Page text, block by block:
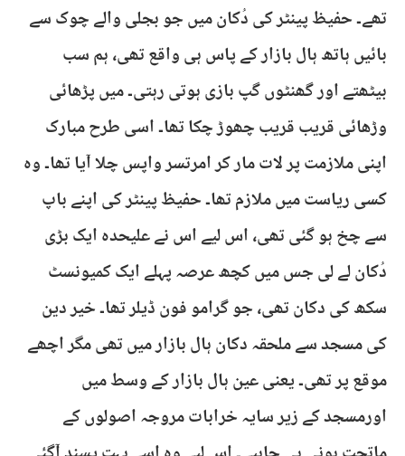
تھے۔ حفیظ پینٹر کی دُکان میں جو بجلی والے چوک سے
بائیں ہاتھ ہال بازار کے پاس ہی واقع تھی، ہم سب
بیٹھتے اور گھنٹوں گپ بازی ہوتی رہتی۔ میں پڑھائی
وڑھائی قریب قریب چھوڑ چکا تھا۔ اسی طرح مبارک
اپنی ملازمت پر لات مار کر امرتسر واپس چلا آیا تھا۔ وہ
کسی ریاست میں ملازم تھا۔ حفیظ پینٹر کی اپنے باپ
سے چخ ہو گئی تھی، اس لیے اس نے علیحدہ ایک بڑی
دُکان لے لی جس میں کچھ عرصہ پہلے ایک کمیونسٹ
سکھ کی دکان تھی، جو گرامو فون ڈیلر تھا۔ خیر دین
کی مسجد سے ملحقہ دکان ہال بازار میں تھی مگر اچھے
موقع پر تھی۔ یعنی عین ہال بازار کے وسط میں
اورمسجد کے زیر سایہ خرابات مروجہ اصولوں کے